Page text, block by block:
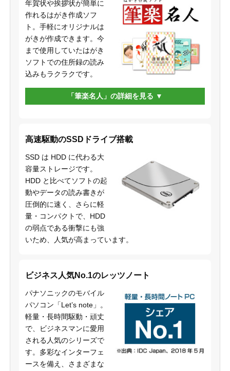
年賀状や挨拶状が簡単に
作れるはがき作成ソフ
ト。手軽にオリジナルは
がきが作成できます。今
まで使用していたはがき
ソフトでの住所録の読み
込みもラクラクです。
「筆楽名人」の詳細を見る
高速駆動のSSDドライブ搭載
SSD は HDD に代わる大
容量ストレージです。
HDD と比べてソフトの起
動やデータの読み書きが
圧倒的に速く、さらに軽
量・コンパクトで、HDD
の弱点である衝撃にも強
いため、人気が高まっています。
ビジネス人気No.1のレッツノート
パナソニックのモバイル
パソコン「Let’s note」。
軽量・長時間駆動・頑丈
で、ビジネスマンに愛用
される人気のシリーズで
す。多彩なインターフェ
ースを備え、さまざまな